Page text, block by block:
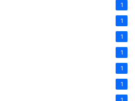
1
1
1
1
1
1